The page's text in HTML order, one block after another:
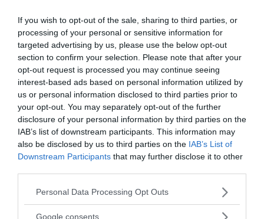
If you wish to opt-out of the sale, sharing to third parties, or
processing of your personal or sensitive information for
targeted advertising by us, please use the below opt-out
section to confirm your selection. Please note that after your
opt-out request is processed you may continue seeing
interest-based ads based on personal information utilized by
us or personal information disclosed to third parties prior to
your opt-out. You may separately opt-out of the further
disclosure of your personal information by third parties on the
IAB’s list of downstream participants. This information may
also be disclosed by us to third parties on the IAB’s List of
Downstream Participants that may further disclose it to other
Please note that this website/app uses one or more Google
not limited to your visit or usage behaviour. You may click to
Personal Data Processing Opt Outs
Google consents
Trump frisläpper inom kort hemligstämplat material
om mordet på Kennedy
KRIG & FRED Roger Stone som är korrespondent för
InfoWars fick möjlighet att med Trump direkt
diskutera det förestående frisläppandet [26 oktober]
av...
PUBLICERAD 10 FEBRUARI 2017 - AV NEWSVOICE REDAKTION
1000-tals amerikanska flyganfall i Mellanöstern
align="alignnone" width="800"] Apache Helicopter -